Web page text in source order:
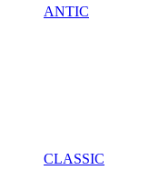
ANTIC
CLASSIC